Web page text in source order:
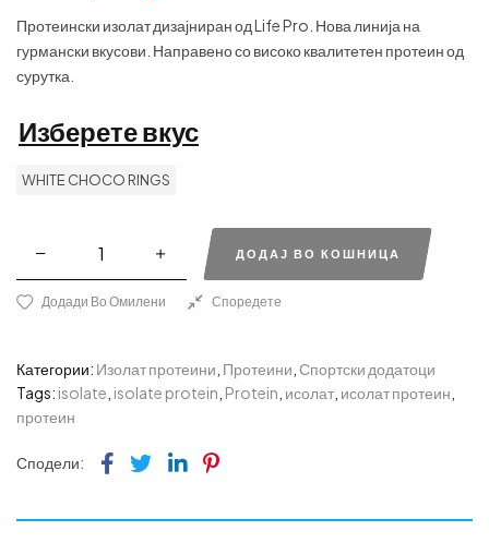
Протеински изолат дизајниран од Life Pro. Нова линија на
гурмански вкусови. Направено со високо квалитетен протеин од
сурутка.
Изберете вкус
WHITE CHOCO RINGS
ДОДАЈ ВО КОШНИЦА
Додади Во Омилени Споредете
Категории: Изолат протеини Протеини Спортски додатоци
Tags: isolate isolate protein Protein исолат исолат протеин
протеин
Сподели: Facebook
TwitterLinkedin
Pinterest